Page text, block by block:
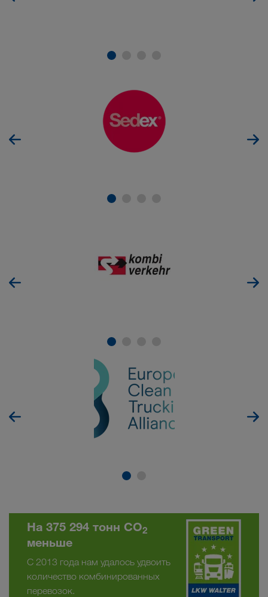
На 375 294 тонн CO2
меньше
С 2013 года нам удалось удвоить
количество комбинированных
перевозок.